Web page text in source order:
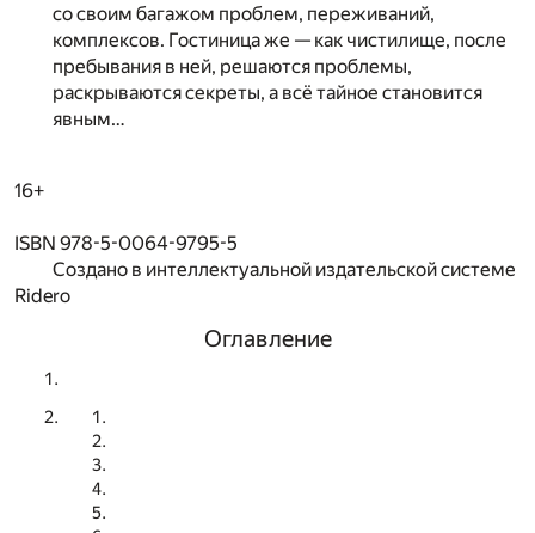
со своим багажом проблем, переживаний,
комплексов. Гостиница же — как чистилище, после
пребывания в ней, решаются проблемы,
раскрываются секреты, а всё тайное становится
явным…
16+
ISBN 978-5-0064-9795-5
Создано в интеллектуальной издательской системе
Ridero
Оглавление